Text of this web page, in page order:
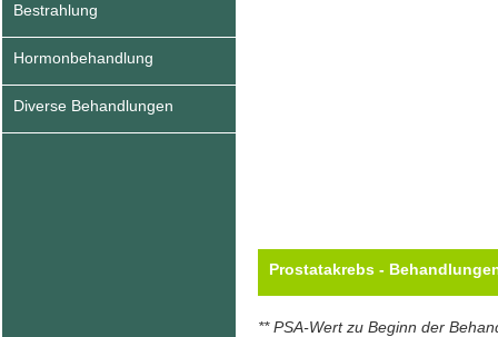
Bestrahlung
Hormonbehandlung
Diverse Behandlungen
Prostatakrebs -
** PSA-Wert zu Beginn der